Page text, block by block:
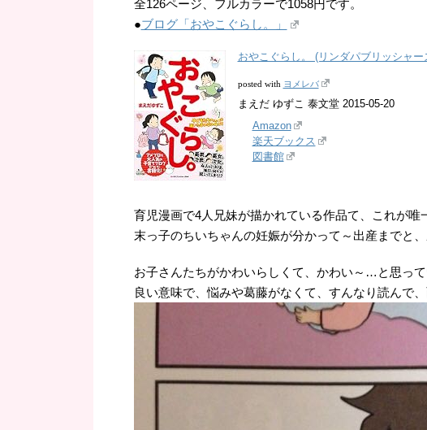
全126ページ、フルカラーで1058円です。
●ブログ「おやこぐらし。」
おやこぐらし。 (リンダパブリッシャー
posted with ヨメレバ
まえだ ゆずこ 泰文堂 2015-05-20
Amazon
楽天ブックス
図書館
育児漫画で4人兄妹が描かれている作品て、これが唯
末っ子のちいちゃんの妊娠が分かって～出産までと
お子さんたちがかわいらしくて、かわい～…と思って
良い意味で、悩みや葛藤がなくて、すんなり読んで